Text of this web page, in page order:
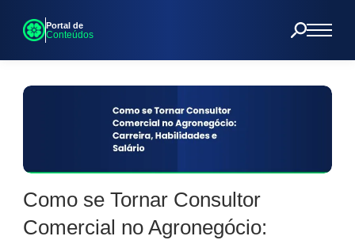
Portal de
Conteúdos
Como se Tornar Consultor
Comercial no Agronegócio: